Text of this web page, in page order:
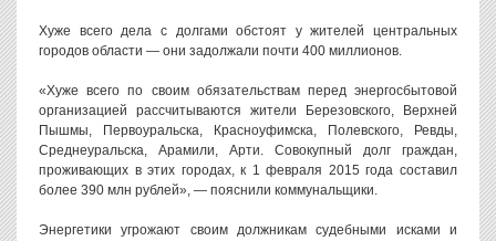
Хуже всего дела с долгами обстоят у жителей центральных
городов области — они задолжали почти 400 миллионов.
«Хуже всего по своим обязательствам перед энергосбытовой
организацией рассчитываются жители Березовского, Верхней
Пышмы, Первоуральска, Красноуфимска, Полевского, Ревды,
Среднеуральска, Арамили, Арти. Совокупный долг граждан,
проживающих в этих городах, к 1 февраля 2015 года составил
более 390 млн рублей», — пояснили коммунальщики.
Энергетики угрожают своим должникам судебными исками и